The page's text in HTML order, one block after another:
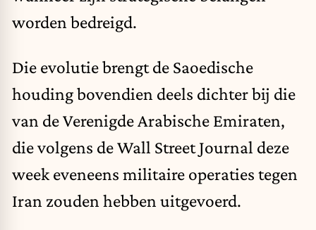
worden bedreigd.
Die evolutie brengt de Saoedische
houding bovendien deels dichter bij die
van de Verenigde Arabische Emiraten,
die volgens de Wall Street Journal deze
week eveneens militaire operaties tegen
Iran zouden hebben uitgevoerd.